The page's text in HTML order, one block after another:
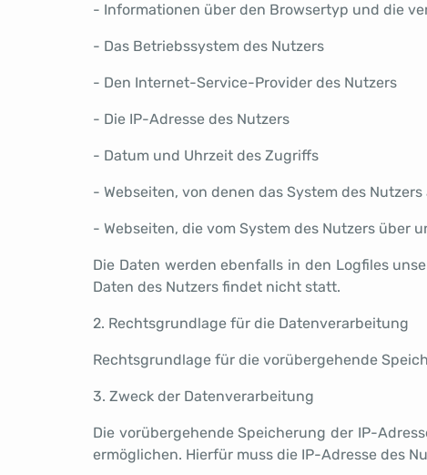
- Informationen über den Browsertyp und die
- Das Betriebssystem des Nutzers
- Den Internet-Service-Provider des Nutzers
- Die IP-Adresse des Nutzers
- Datum und Uhrzeit des Zugriffs
- Webseiten, von denen das System des
- Webseiten, die vom System des Nutzers über
Die Daten werden ebenfalls in den Logfiles
Daten des Nutzers findet nicht statt.
2. Rechtsgrundlage für die Datenverarbeitung
Rechtsgrundlage für die vorübergehende
3. Zweck der Datenverarbeitung
Die vorübergehende Speicherung der IP-
ermöglichen. Hierfür muss die IP-Adresse des